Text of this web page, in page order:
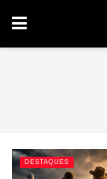
DESTAQUES